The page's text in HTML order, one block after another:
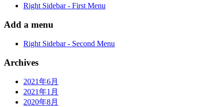
Right Sidebar - First Menu
Add a menu
Right Sidebar - Second Menu
Archives
2021年6月
2021年1月
2020年8月